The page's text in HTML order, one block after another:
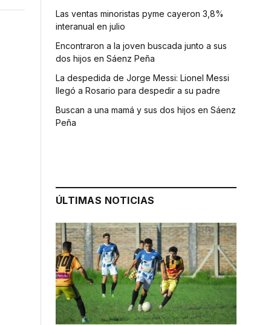
Las ventas minoristas pyme cayeron 3,8%
interanual en julio
Encontraron a la joven buscada junto a sus
dos hijos en Sáenz Peña
La despedida de Jorge Messi: Lionel Messi
llegó a Rosario para despedir a su padre
Buscan a una mamá y sus dos hijos en Sáenz
Peña
ÚLTIMAS NOTICIAS